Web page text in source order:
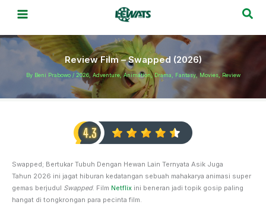
Review Film – Swapped (2026)
By Beni Prabowo / 2026, Adventure,Animation,Drama Fantasy, Movies, Review
Swapped; Bertukar Tubuh Dengan Hewan Lain Ternyata Asik Juga
Tahun 2026 ini jagat hiburan kedatangan sebuah mahakarya animasi super
gemas berjudul Swapped. Film Netflix ini beneran jadi topik gosip paling
hangat di tongkrongan para pecinta film.